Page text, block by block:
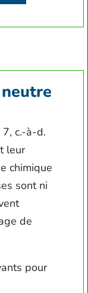
c.-à-d.
leur
chimique
sont ni
de
pour